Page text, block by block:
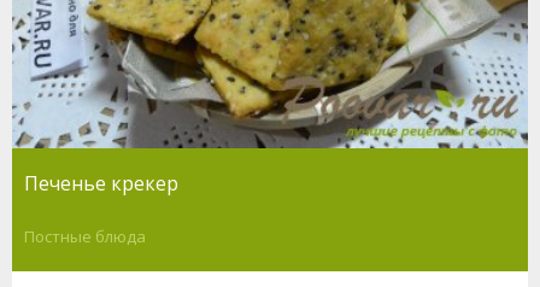
Печенье крекер
Постные блюда